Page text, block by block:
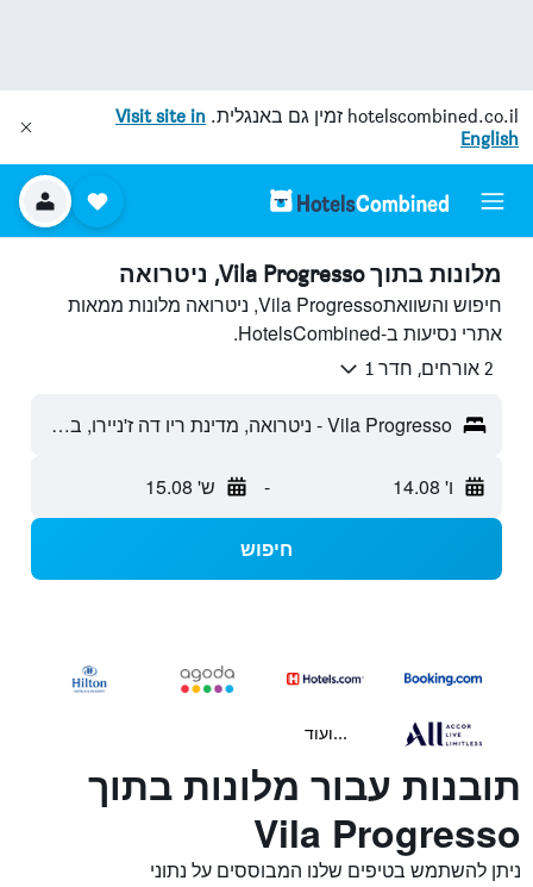
hotelscombined.co.il זמין גם באנגלית. Visit site in
English
מלונות בתוך Vila Progresso, ניטרואה
חיפוש והשוואתVila Progresso, ניטרואה מלונות ממאות
אתרי נסיעות ב-HotelsCombined.
2 אורחים, חדר 1
Vila Progresso - ניטרואה, מדינת ריו דה ז'ניירו, ברזיל
ו' 14.08 - ש' 15.08
חיפוש
...ועוד
תובנות עבור מלונות בתוך
Vila Progresso
ניתן להשתמש בטיפים שלנו המבוססים על נתוני